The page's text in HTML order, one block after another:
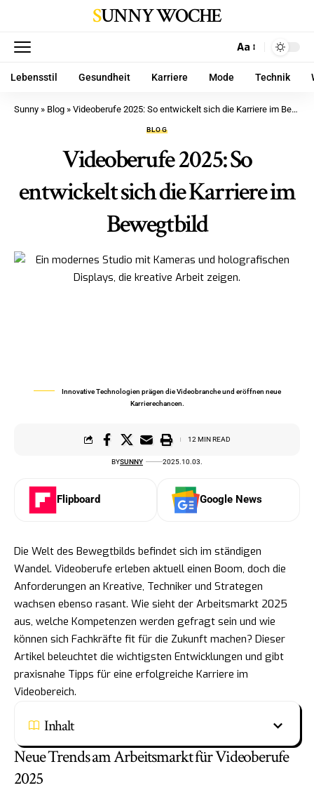
SUNNY WOCHE
Aa
Lebensstil Gesundheit Karriere Mode Technik
Sunny » Blog » Videoberufe 2025: So entwickelt sich die Karriere im Bewegtbild
BLOG
Videoberufe 2025: So
entwickelt sich die Karriere im
Bewegtbild
Innovative Technologien prägen die Videobranche und eröffnen neue
Karrierechancen.
BYSUNNY 2025.10.03.
12 MIN READ
Flipboard Google News
Die Welt des Bewegtbilds befindet sich im ständigen
Wandel. Videoberufe erleben aktuell einen Boom, doch die
Anforderungen an Kreative, Techniker und Strategen
wachsen ebenso rasant. Wie sieht der Arbeitsmarkt 2025
aus, welche Kompetenzen werden gefragt sein und wie
können sich Fachkräfte fit für die Zukunft machen? Dieser
Artikel beleuchtet die wichtigsten Entwicklungen und gibt
praxisnahe Tipps für eine erfolgreiche Karriere im
Videobereich.
Inhalt
Neue Trends am Arbeitsmarkt für Videoberufe
2025